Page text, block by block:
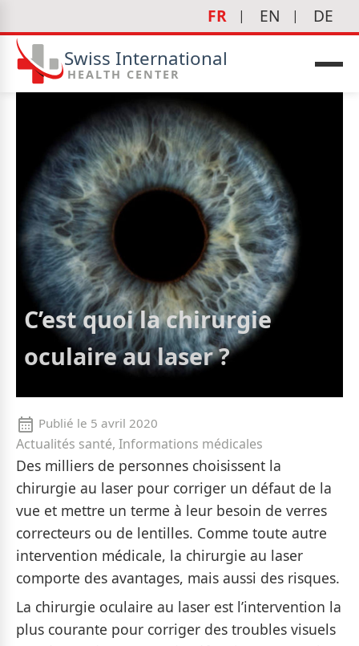
FR EN DE
Swiss International
HEALTH CENTER
C’est quoi la chirurgie
oculaire au laser ?
Publié le 5 avril 2020
Actualités santé, Informations médicales
Des milliers de personnes choisissent la
chirurgie au laser pour corriger un défaut de la
vue et mettre un terme à leur besoin de verres
correcteurs ou de lentilles. Comme toute autre
intervention médicale, la chirurgie au laser
comporte des avantages, mais aussi des risques.
La chirurgie oculaire au laser est l’intervention la
plus courante pour corriger des troubles visuels